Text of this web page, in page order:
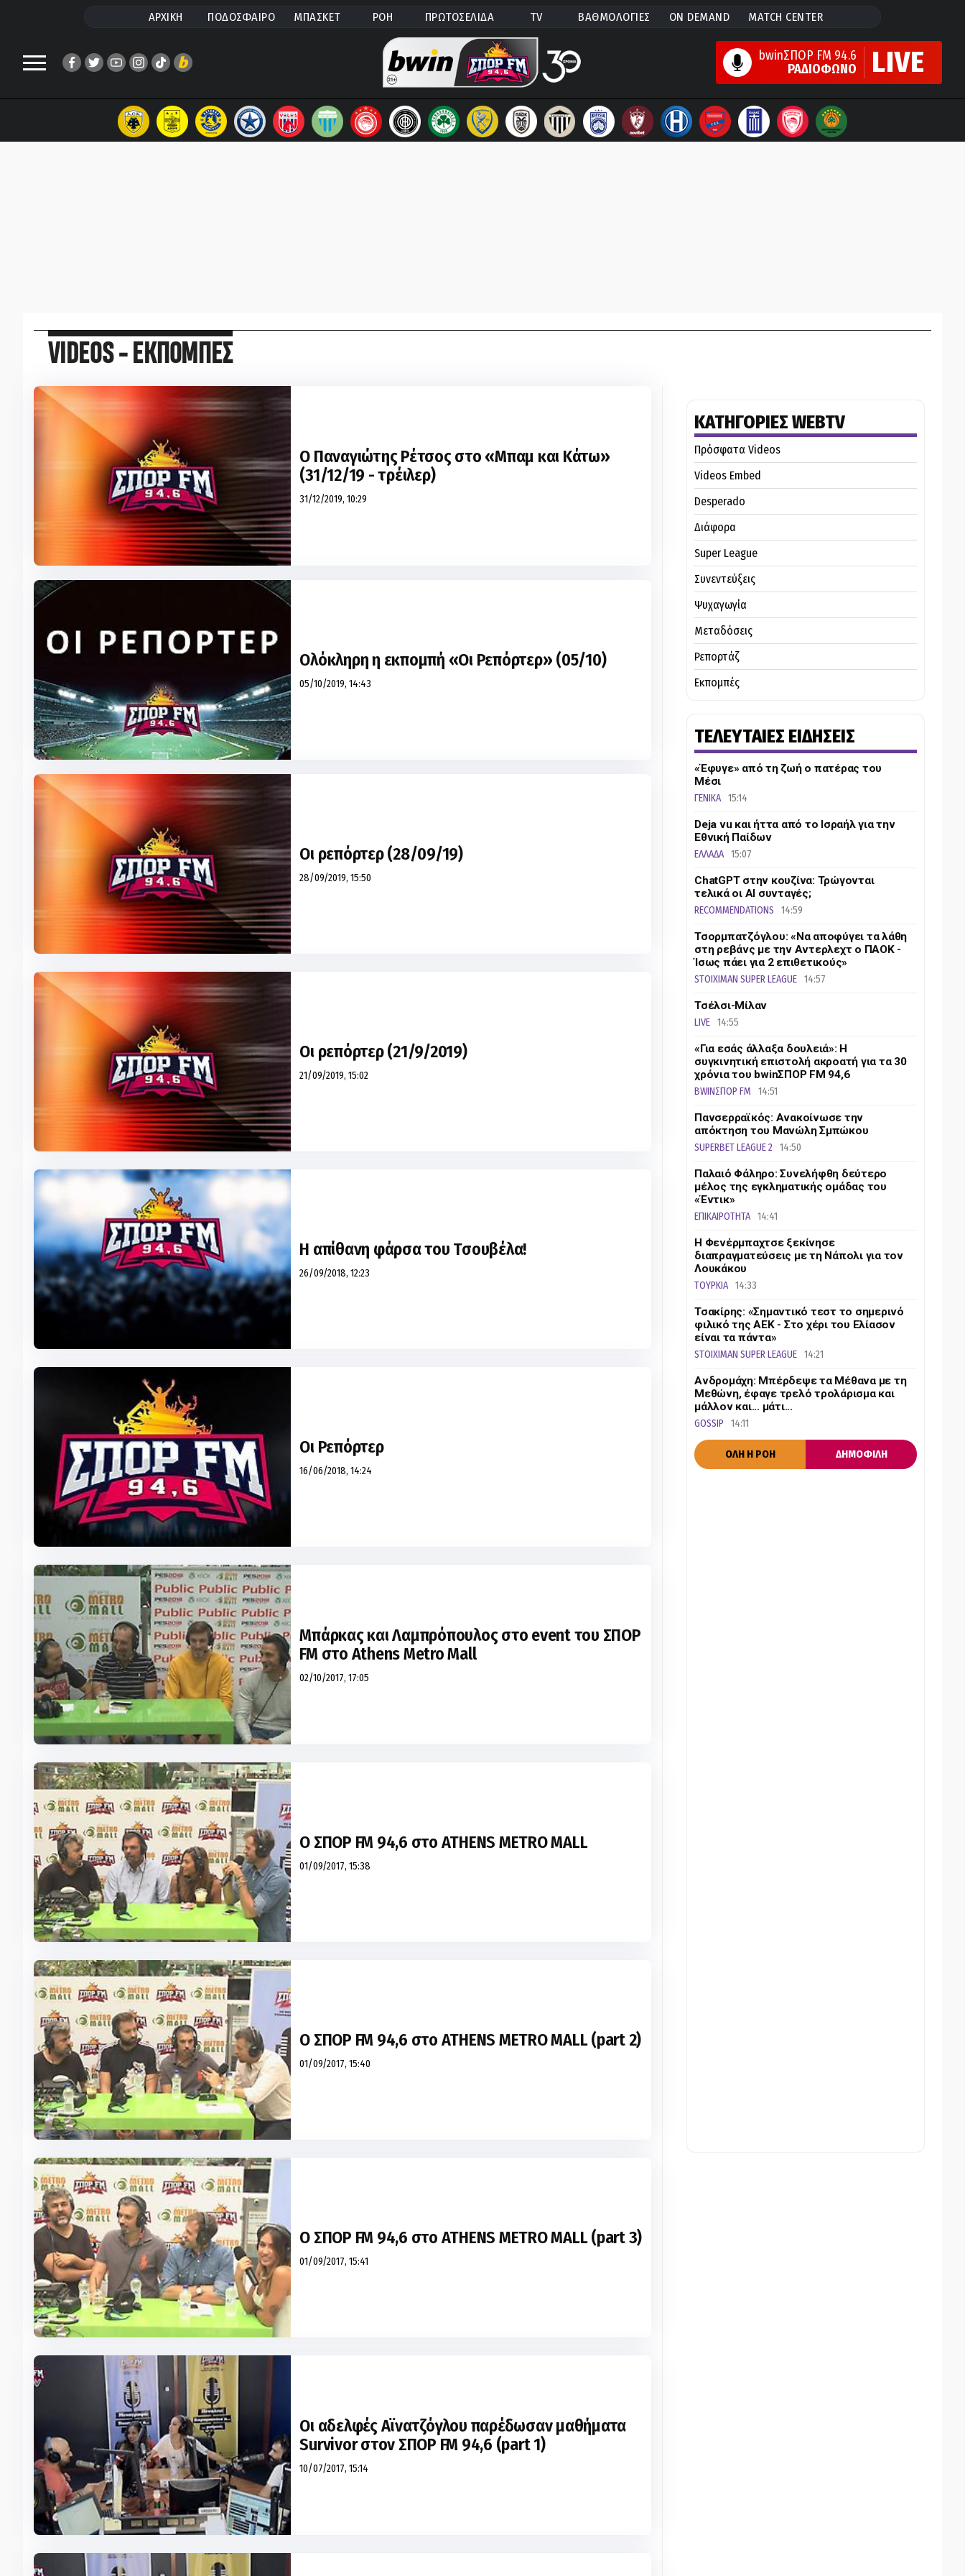
ΑΡΧΙΚΗ ΠΟΔΟΣΦΑΙΡΟ ΜΠΑΣΚΕΤ ΡΟΗ ΠΡΩΤΟΣΕΛΙΔΑ TV ΒΑΘΜΟΛΟΓΙΕΣ ON DEMAND MATCH CENTER
bwinΣΠΟΡ FM 94.6
ΡΑΔΙΟΦΩΝΟ
LIVE
VIDEOS - ΕΚΠΟΜΠΕΣ
Ο Παναγιώτης Ρέτσος στο «Μπαμ και Κάτω»
(31/12/19 - τρέιλερ)
31/12/2019, 10:29
Ολόκληρη η εκπομπή «Οι Ρεπόρτερ» (05/10)
05/10/2019, 14:43
Οι ρεπόρτερ (28/09/19)
28/09/2019, 15:50
Οι ρεπόρτερ (21/9/2019)
21/09/2019, 15:02
Η απίθανη φάρσα του Τσουβέλα!
26/09/2018, 12:23
Οι Ρεπόρτερ
16/06/2018, 14:24
Μπάρκας και Λαμπρόπουλος στο event του ΣΠΟΡ
FM στο Athens Metro Mall
02/10/2017, 17:05
Ο ΣΠΟΡ FM 94,6 στο ATHENS METRO MALL
01/09/2017, 15:38
Ο ΣΠΟΡ FM 94,6 στο ATHENS METRO MALL (part 2)
01/09/2017, 15:40
Ο ΣΠΟΡ FM 94,6 στο ATHENS METRO MALL (part 3)
01/09/2017, 15:41
Οι αδελφές Αϊνατζόγλου παρέδωσαν μαθήματα
Survivor στον ΣΠΟΡ FM 94,6 (part 1)
10/07/2017, 15:14
ΚΑΤΗΓΟΡΙΕΣ WEBTV
Πρόσφατα Videos
Videos Embed
Desperado
Διάφορα
Super League
Συνεντεύξεις
Ψυχαγωγία
Μεταδόσεις
Ρεπορτάζ
Εκπομπές
ΤΕΛΕΥΤΑΙΕΣ ΕΙΔΗΣΕΙΣ
«Έφυγε» από τη ζωή ο πατέρας του
Μέσι
ΓΕΝΙΚΑ 15:14
Deja vu και ήττα από το Ισραήλ για την
Εθνική Παίδων
ΕΛΛΑΔΑ 15:07
ChatGPT στην κουζίνα: Τρώγονται
τελικά οι AI συνταγές;
RECOMMENDATIONS 14:59
Τσορμπατζόγλου: «Να αποφύγει τα λάθη
στη ρεβάνς με την Αντερλεχτ ο ΠΑΟΚ -
Ίσως πάει για 2 επιθετικούς»
STOIXIMAN SUPER LEAGUE 14:57
Τσέλσι-Μίλαν
LIVE 14:55
«Για εσάς άλλαξα δουλειά»: Η
συγκινητική επιστολή ακροατή για τα 30
χρόνια του bwinΣΠΟΡ FM 94,6
BWINΣΠΟΡ FM 14:51
Πανσερραϊκός: Ανακοίνωσε την
απόκτηση του Μανώλη Σμπώκου
SUPERBET LEAGUE 2 14:50
Παλαιό Φάληρο: Συνελήφθη δεύτερο
μέλος της εγκληματικής ομάδας του
«Έντικ»
ΕΠΙΚΑΙΡΟΤΗΤΑ 14:41
Η Φενέρμπαχτσε ξεκίνησε
διαπραγματεύσεις με τη Νάπολι για τον
Λουκάκου
ΤΟΥΡΚΙΑ 14:33
Τσακίρης: «Σημαντικό τεστ το σημερινό
φιλικό της ΑΕΚ - Στο χέρι του Ελίασον
είναι τα πάντα»
STOIXIMAN SUPER LEAGUE 14:21
Ανδρομάχη: Μπέρδεψε τα Μέθανα με τη
Μεθώνη, έφαγε τρελό τρολάρισμα και
μάλλον και... μάτι...
GOSSIP 14:11
ΟΛΗ Η ΡΟΗ ΔΗΜΟΦΙΛΗ